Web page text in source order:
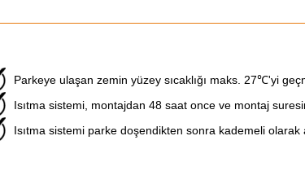
Parkeye ulaşan zemin yüzey sıcaklığı maks. 27℃'yi
Isıtma sistemi, montajdan 48 saat once ve montaj
Isıtma sistemi parke doşendikten sonra kademeli olarak